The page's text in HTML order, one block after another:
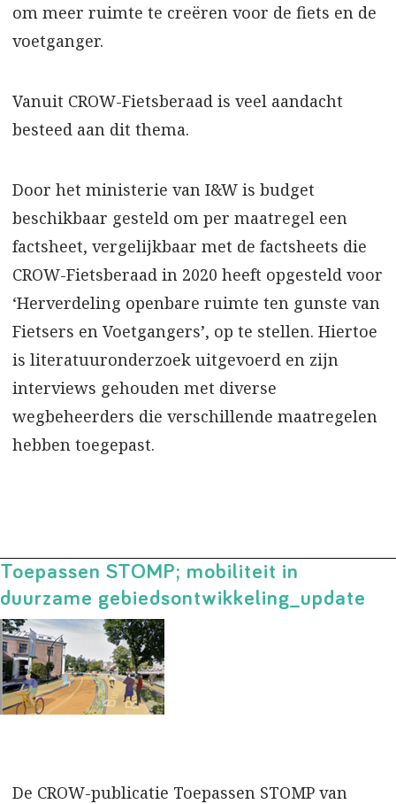
om meer ruimte te creëren voor de fiets en de
voetganger.
Vanuit CROW-Fietsberaad is veel aandacht
besteed aan dit thema.
Door het ministerie van I&W is budget
beschikbaar gesteld om per maatregel een
factsheet, vergelijkbaar met de factsheets die
CROW-Fietsberaad in 2020 heeft opgesteld voor
‘Herverdeling openbare ruimte ten gunste van
Fietsers en Voetgangers’, op te stellen. Hiertoe
is literatuuronderzoek uitgevoerd en zijn
interviews gehouden met diverse
wegbeheerders die verschillende maatregelen
hebben toegepast.
Toepassen STOMP; mobiliteit in
duurzame gebiedsontwikkeling_update
De CROW-publicatie Toepassen STOMP van